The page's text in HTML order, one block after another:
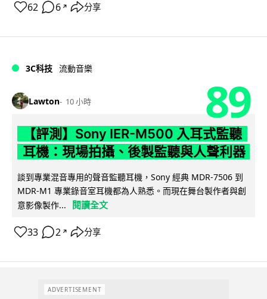
62 6 ↗ 分享
3C科技 流動音樂
Lawton 10 小時 89
【評測】Sony IER-M500 入耳式監聽
耳機：現場拍攝、後製監聽與人聲利器
談到專業混音專用的聲音監聽耳機，Sony 經典 MDR-7506 到
MDR-M1 專業錄音室耳機都為人熟悉。而現在舞台製作者與創
意影像製作...
閱讀全文
33 2 ↗ 分享
ADVERTISEMENT